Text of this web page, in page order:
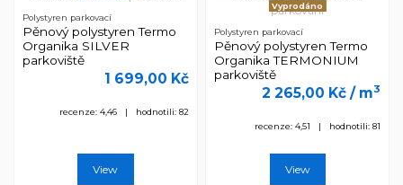
Polystyren parkovací
Pěnový polystyren Termo
Organika SILVER
parkoviště
1 699,00 Kč
recenze: 4,46 | hodnotili: 82
View
Vyprodáno
Polystyren parkovací
Pěnový polystyren Termo
Organika TERMONIUM
parkoviště
2 265,00 Kč / m3
recenze: 4,51 | hodnotili: 81
View